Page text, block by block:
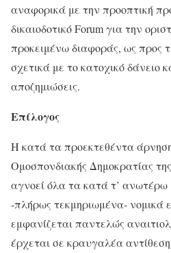
αναφορικά με την προοπτική
δικαιοδοτικό Forum για την
προκειμένω διαφοράς, ως προς
σχετικά με το κατοχικό δάνειο
αποζημιώσεις.
Επίλογος
Η κατά τα προεκτεθέντα
Ομοσπονδιακής Δημοκρατίας
αγνοεί όλα τα κατά τ’ ανωτέρω
-πλήρως τεκμηριωμένα- νομικά
εμφανίζεται παντελώς
έρχεται σε κραυγαλέα